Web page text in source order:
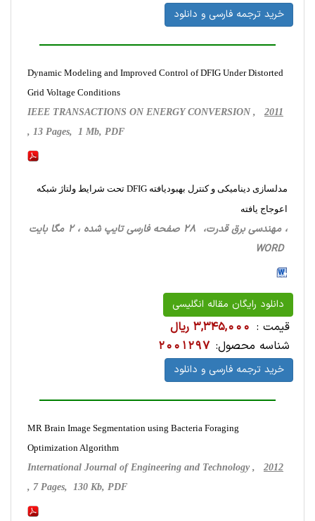
خرید ترجمه فارسی و دانلود
Dynamic Modeling and Improved Control of DFIG Under Distorted
Grid Voltage Conditions
IEEE TRANSACTIONS ON ENERGY CONVERSION , 2011
, 13 Pages, 1 Mb, PDF
مدلسازی دینامیکی و کنترل بهبودیافته DFIG تحت شرایط ولتاژ شبکه
اعوجاج یافته
، مهندسی برق قدرت، 28 صفحه فارسی تایپ شده ، 2 مگا بایت
WORD
دانلود رایگان مقاله انگلیسی
قیمت : 3,345,000 ریال
شناسه محصول: 2001297
خرید ترجمه فارسی و دانلود
MR Brain Image Segmentation using Bacteria Foraging
Optimization Algorithm
International Journal of Engineering and Technology , 2012
, 7 Pages, 130 Kb, PDF